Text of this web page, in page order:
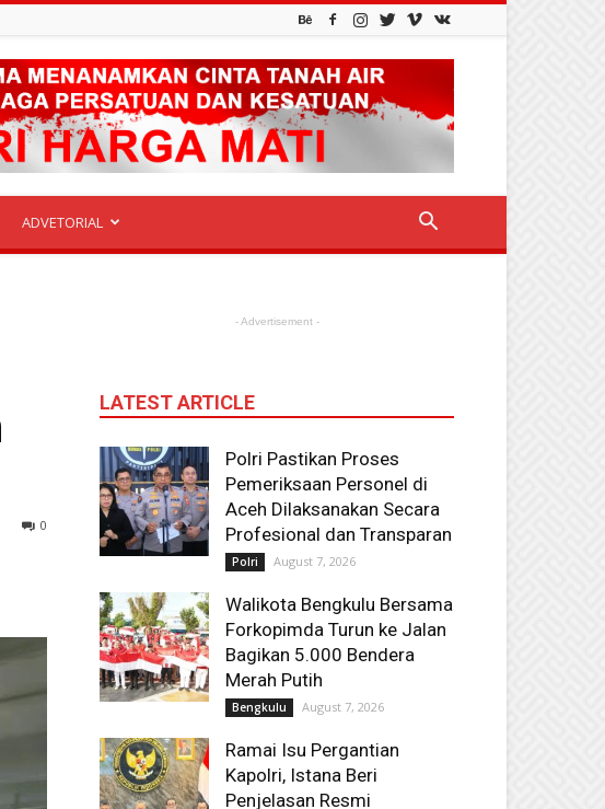
ADVETORIAL
0
- Advertisement -
LATEST ARTICLE
Polri Pastikan Proses
Pemeriksaan Personel di
Aceh Dilaksanakan Secara
Profesional dan Transparan
Polri August 7, 2026
Walikota Bengkulu Bersama
Forkopimda Turun ke Jalan
Bagikan 5.000 Bendera
Merah Putih
Bengkulu August 7, 2026
Ramai Isu Pergantian
Kapolri, Istana Beri
Penjelasan Resmi